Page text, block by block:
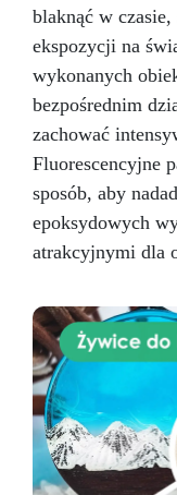
blaknąć w czasie,
ekspozycji na
wykonanych
bezpośrednim
zachować
Fluorescencyjne
sposób, aby
epoksydowych
atrakcyjnymi dla